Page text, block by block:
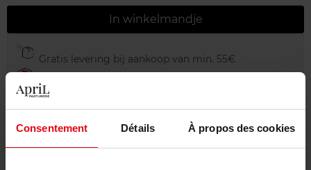
Consentement Détails À propos des cookies
In winkelmandje
Gratis levering bij aankoop van min. 55€
Gratis retour in je winkelpunt
Gratis verpakking